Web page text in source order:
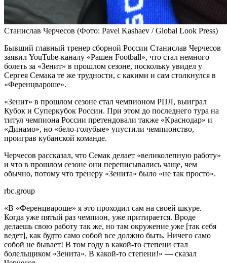
Станислав Черчесов (Фото: Pavel Kashaev / Global Look Press)
Бывший главный тренер сборной России Станислав Черчесов
заявил YouTube-каналу «Рашен Football», что стал немного
болеть за «Зенит» в прошлом сезоне, поскольку увидел у
Сергея Семака те же трудности, с какими и сам столкнулся в
«Ференцвароше».
«Зенит» в прошлом сезоне стал чемпионом РПЛ, выиграл
Кубок и Суперкубок России. При этом до последнего тура на
титул чемпиона России претендовали также «Краснодар» и
«Динамо», но «бело-голубые» упустили чемпионство,
проиграв кубанской команде.
Черчесов рассказал, что Семак делает «великолепную работу»
и что в прошлом сезоне они переписывались чаще, чем
обычно, потому что тренеру «Зенита» было «не так просто».
rbc.group
«В «Ференцвароше» я это проходил сам на своей шкуре.
Когда уже пятый раз чемпион, уже притирается. Вроде
делаешь свою работу так же, но там окружение уже [так себя
ведет], как будто само собой все должно быть. Ничего само
собой не бывает! В том году в какой-то степени стал
болельщиком «Зенита». В какой-то степени!» — сказал